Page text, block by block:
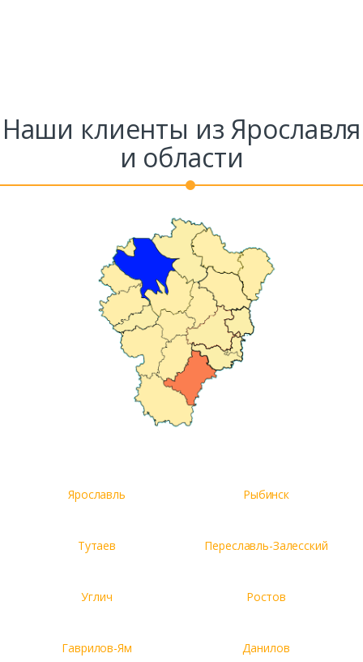
Комментарий к заказу
Наши клиенты из Ярославля
и области
Ярославль Рыбинск
Тутаев Переславль-Залесский
Углич Ростов
Гаврилов-Ям Данилов